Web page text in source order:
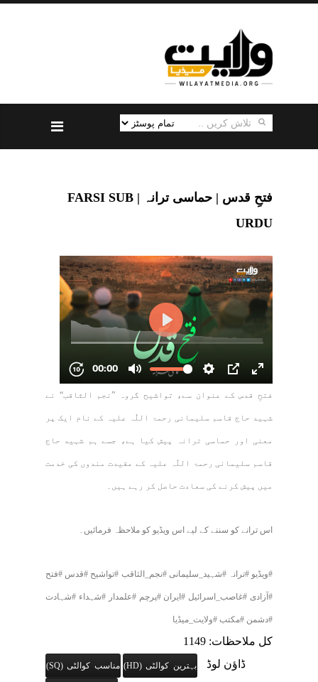
فتحِ قدس | حماسی ترانہ | FARSI SUB
URDU
فتحِ قدس کے عنوان سے، تواشیح گروہ ”نجم الثاقب“ نے
شہید حاج قاسم سلیمانی رحمۃ اللّٰہ علیہ کے نام ایک پر
معنی اور حماسی ترانہ پیش کیا ہے، جسے ہم شہید حاج
قاسم سلیمانی رحمۃ اللّٰہ علیہ کے عقیدت مندوں کی خدمت
میں پیش کرنے کی سعادت حاصل کر رہے ہیں۔
اس ترانے کو سننے کے لیے اس ویڈیو کو ملاحظہ فرمائیں۔
#ویڈیو #ترانہ #شہید_سلیمانی #نجم_الثاقب #تواشیح #قدس #فتح
#آزادی #غاصب_اسرائیل #ایران #پرچم #علمدار #شہداء #شہادت
#دشمن #مکتب #ولایت_میڈیا
کل ملاحظات: 1149
ڈاؤن لوڈ
بہترین کوالٹی (HD) مناسب کوالٹی (SQ)